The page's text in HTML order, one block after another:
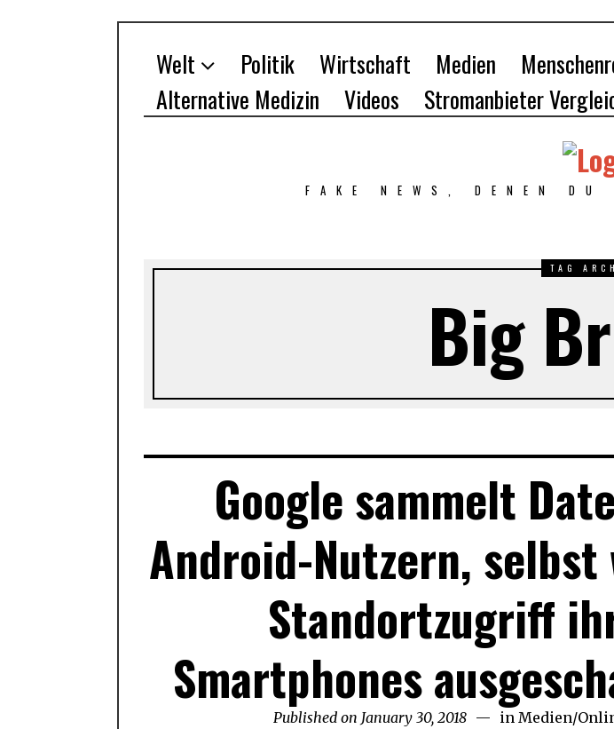
Welt Politik Wirtschaft Medien
Alternative Medizin
Videos Stromanbieter
FAKE NEWS, DENEN DU
TAG
Big
Google sammelt
Android-Nutzern, selbst
Standortzugriff
Smartphones
Published on January 30, 2018 January
in Medien/